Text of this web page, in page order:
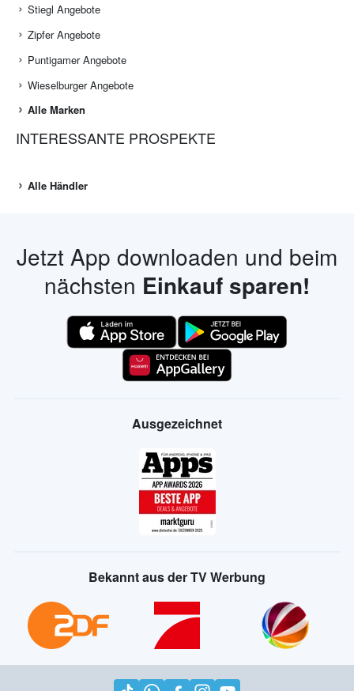
Stiegl Angebote
Zipfer Angebote
Puntigamer Angebote
Wieselburger Angebote
Alle Marken
INTERESSANTE PROSPEKTE
Alle Händler
Jetzt App downloaden und beim
nächsten Einkauf sparen!
Ausgezeichnet
Bekannt aus der TV Werbung